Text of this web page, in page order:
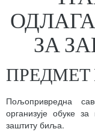
ЗА
ПРЕДМЕТ
Пољопривредна
организује обуке
заштиту биља.